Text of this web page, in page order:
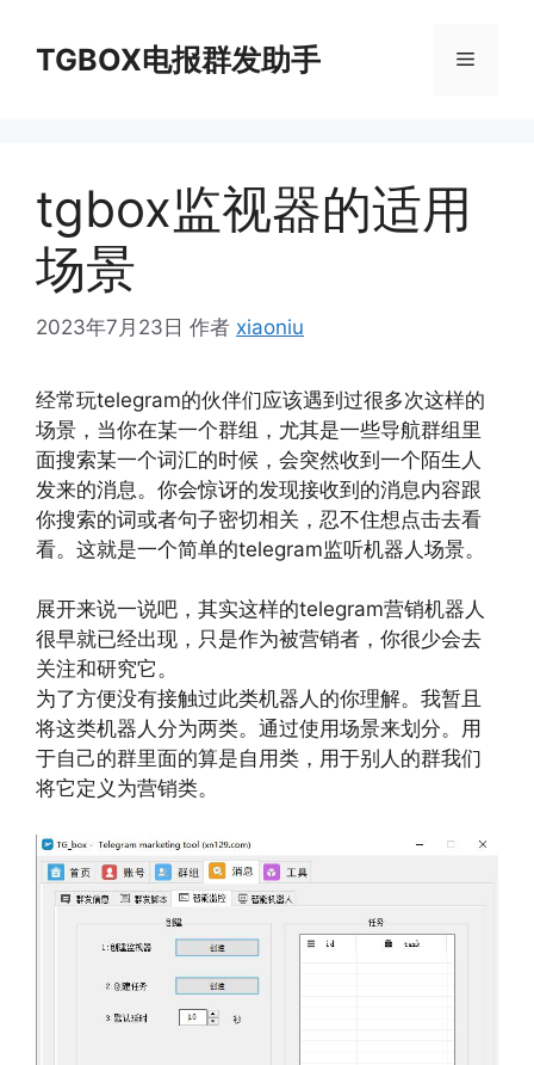
TGBOX电报群发助手 菜
tgbox监视器的适用
场景
2023年7月23日 作者 xiaoniu
经常玩telegram的伙伴们应该遇到过很多次这样的
场景，当你在某一个群组，尤其是一些导航群组里
面搜索某一个词汇的时候，会突然收到一个陌生人
发来的消息。你会惊讶的发现接收到的消息内容跟
你搜索的词或者句子密切相关，忍不住想点击去看
看。这就是一个简单的telegram监听机器人场景。
展开来说一说吧，其实这样的telegram营销机器人
很早就已经出现，只是作为被营销者，你很少会去
关注和研究它。
为了方便没有接触过此类机器人的你理解。我暂且
将这类机器人分为两类。通过使用场景来划分。用
于自己的群里面的算是自用类，用于别人的群我们
将它定义为营销类。